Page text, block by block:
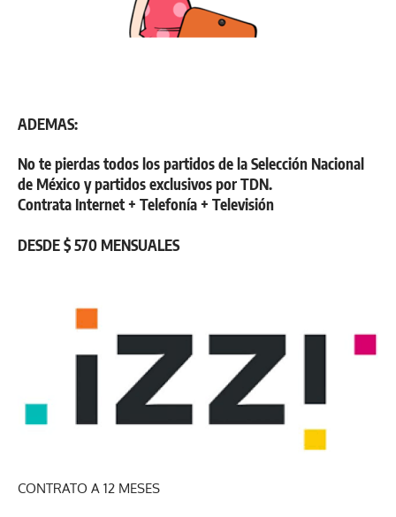
ADEMAS:
No te pierdas todos los partidos de la Selección Nacional
de México y partidos exclusivos por TDN.
Contrata Internet + Telefonía + Televisión
DESDE $ 570 MENSUALES
CONTRATO A 12 MESES